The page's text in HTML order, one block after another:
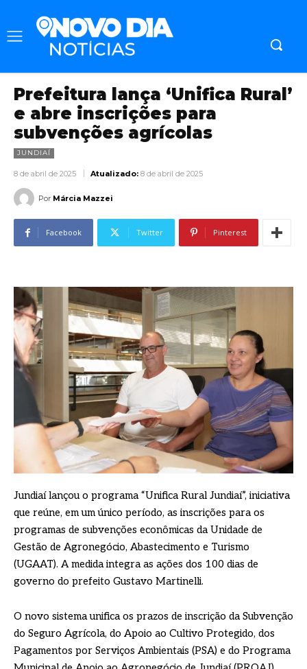
Prefeitura lança ‘Unifica Rural’
e abre inscrições para
subvenções agrícolas
JUNDIAÍ
8 de abril de 2025 Atualizado: 8 de abril de 2025
Por Márcia Mazzei
Facebook Twitter Pinterest
Jundiaí lançou o programa “Unifica Rural Jundiaí”, iniciativa
que reúne, em um único período, as inscrições para os
programas de subvenções econômicas da Unidade de
Gestão de Agronegócio, Abastecimento e Turismo
(UGAAT). A medida integra as ações dos 100 dias de
governo do prefeito Gustavo Martinelli.
O novo sistema unifica os prazos de inscrição da Subvenção
do Seguro Agrícola, do Apoio ao Cultivo Protegido, dos
Pagamentos por Serviços Ambientais (PSA) e do Programa